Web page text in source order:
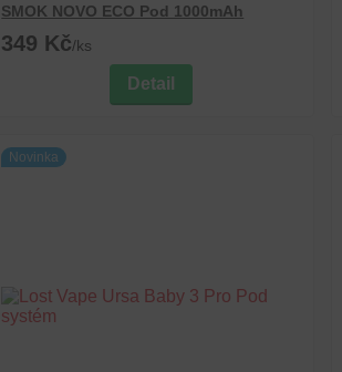
SMOK NOVO ECO Pod 1000mAh
349 Kč/ks
Detail
Novinka